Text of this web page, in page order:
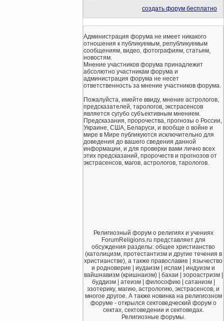
создать форум бесплатно
Администрация форума не имеет никакого
отношения к публикуемым, републикуемым
сообщениям, видео, фотографиям, статьям,
новостям.
Мнение участников форума принадлежит
абсолютно участникам форума и
администрация форума не несет
ответственность за мнение участников форума.
Пожалуйста, имейте ввиду, мнение астрологов,
предсказателей, тарологов, экстрасенсов
является сугубо субъективным мнением.
Предсказания, пророчества, прогнозы о России,
Украине, США, Беларуси, и вообще о войне и
мире в Мире публикуются исключительно для
доведения до вашего сведения данной
информации, и для проверки вами лично всех
этих предсказаний, пророчеств и прогнозов от
экстрасенсов, магов, астрологов, тарологов.
Религиозный форум о религиях и учениях
ForumReligions.ru представляет для
обсуждения разделы: общее христианство
(католицизм, протестантизм и другие течения в
христианстве), а также православие | язычество
и родноверие | иудаизм | ислам | индуизм и
вайшнавизм (кришнаизм) | бахаи | зороастризм |
буддизм | атеизм | философию | сатанизм |
эзотерику, магию, астрологию, экстрасенсов, и
многое другое. А также новинка на религиозном
форуме - открылся сектоведческий форум о
сектах, сектоведении и сектоведах.
Религиозные форумы.